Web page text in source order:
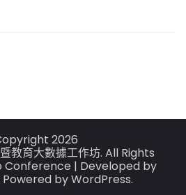
2026
教育大數據工作坊. All Rights
Conference | Developed by
Powered byWordPress.